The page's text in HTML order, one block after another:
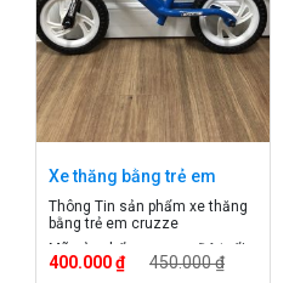
Xe thăng bằng trẻ em
cruzze
Thông Tin sản phẩm xe thăng
bằng trẻ em cruzze
Mã sản phẩm: cruzze Độ tuổi:
dưới 5 tuổi Màu sắc: xanh, đỏ,
400.000 ₫
450.000 ₫